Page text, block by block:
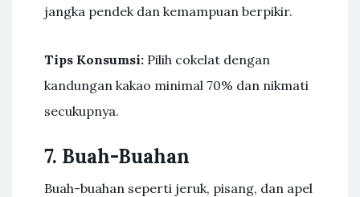
jangka pendek dan kemampuan berpikir.
Tips Konsumsi: Pilih cokelat dengan
kandungan kakao minimal 70% dan nikmati
secukupnya.
7. Buah-Buahan
Buah-buahan seperti jeruk, pisang, dan apel